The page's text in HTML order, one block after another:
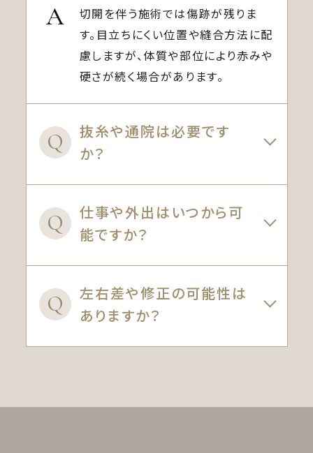
A
切開を伴う施術では傷跡が残りま
す。目立ちにくい位置や縫合方法に配
慮しますが、体質や部位により赤みや
硬さが続く場合があります。
Q
抜糸や通院は必要です
か？
Q
仕事や外出はいつから可
能ですか？
Q
左右差や修正の可能性は
ありますか？